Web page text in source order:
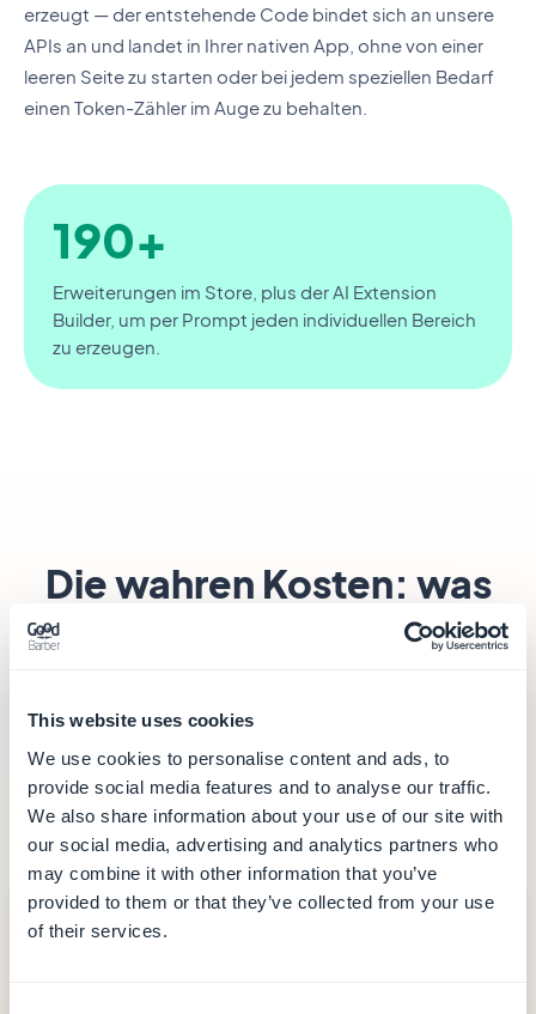
This website uses cookies
We use cookies to personalise content and ads, to
provide social media features and to analyse our traffic.
We also share information about your use of our site with
our social media, advertising and analytics partners who
may combine it with other information that you’ve
provided to them or that they’ve collected from your use
of their services.
erzeugt — der entstehende Code bindet sich an unsere
APIs an und landet in Ihrer nativen App, ohne von einer
leeren Seite zu starten oder bei jedem speziellen Bedarf
einen Token-Zähler im Auge zu behalten.
190+
Erweiterungen im Store, plus der AI Extension
Builder, um per Prompt jeden individuellen Bereich
zu erzeugen.
Die wahren Kosten: was
Geschichte — und noch weniger, wenn ein Token-
Zähler die Iterationen taktet und Push, CMS und
Zahlung über parallel angebundene
Drittanbieterdienste laufen.
GoodBarber— ab 30 €/Monat